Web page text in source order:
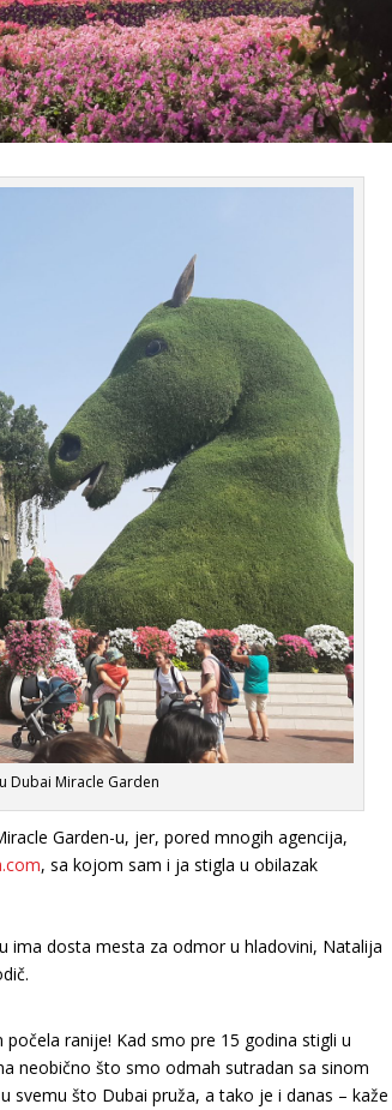
Dubai Miracle Garden
Garden-u, jer, pored mnogih agencija,
, sa kojom sam i ja stigla u obilazak
dosta mesta za odmor u hladovini, Natalija
ranije! Kad smo pre 15 godina stigli u
neobično što smo odmah sutradan sa sinom
svemu što Dubai pruža, a tako je i danas – kaže